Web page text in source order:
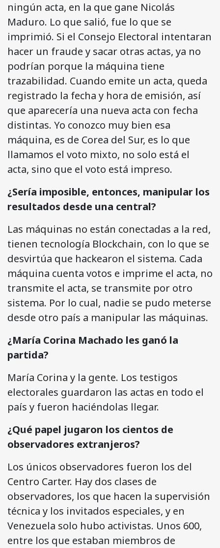
ningún acta, en la que gane Nicolás
Maduro. Lo que salió, fue lo que se
imprimió. Si el Consejo Electoral intentaran
hacer un fraude y sacar otras actas, ya no
podrían porque la máquina tiene
trazabilidad. Cuando emite un acta, queda
registrado la fecha y hora de emisión, así
que aparecería una nueva acta con fecha
distintas. Yo conozco muy bien esa
máquina, es de Corea del Sur, es lo que
llamamos el voto mixto, no solo está el
acta, sino que el voto está impreso.
¿Sería imposible, entonces, manipular los
resultados desde una central?
Las máquinas no están conectadas a la red,
tienen tecnología Blockchain, con lo que se
desvirtúa que hackearon el sistema. Cada
máquina cuenta votos e imprime el acta, no
transmite el acta, se transmite por otro
sistema. Por lo cual, nadie se pudo meterse
desde otro país a manipular las máquinas.
¿María Corina Machado les ganó la
partida?
María Corina y la gente. Los testigos
electorales guardaron las actas en todo el
país y fueron haciéndolas llegar.
¿Qué papel jugaron los cientos de
observadores extranjeros?
Los únicos observadores fueron los del
Centro Carter. Hay dos clases de
observadores, los que hacen la supervisión
técnica y los invitados especiales, y en
Venezuela solo hubo activistas. Unos 600,
entre los que estaban miembros de